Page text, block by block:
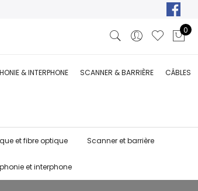
0
& INTERPHONE SCANNER & BARRIÈRE CÂBLES
et fibre optique Scanner et barrière
et interphone